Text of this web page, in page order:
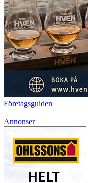
Företagsguiden
Annonser